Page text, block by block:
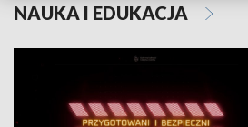
NAUKA I EDUKACJA